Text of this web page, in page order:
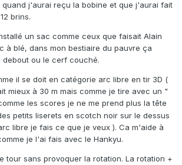
quand j'aurai reçu la bobine et que j'aurai fait
brins.
un sac comme ceux que faisait Alain
à blé, dans mon bestiaire du pauvre ça
debout ou le cerf couché.
il se doit en catégorie arc libre en tir 3D (
mieux à 30 m mais comme je tire avec un "
les scores je ne me prend plus la tête
petits liserets en scotch noir sur le dessus
libre je fais ce que je veux ). Ca m'aide à
je l'ai fais avec le Hankyu.
tour sans provoquer la rotation. La rotation +